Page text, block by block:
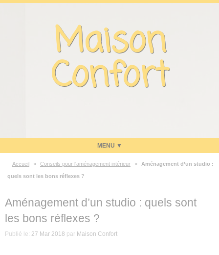
Panneau de gestion des cookies
Maison
Confort
Maison
Economies d’énergie
Décoration intérieure
Accueil » Conseils pour l'aménagement intérieur » Aménagement d’un studio :
quels sont les bons réflexes ?
Aménagement d’un studio : quels sont
les bons réflexes ?
Publié le: 27 Mar 2018 par Maison Confort